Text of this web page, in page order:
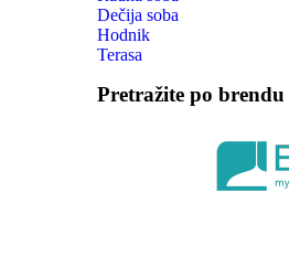
Dečija soba
Hodnik
Terasa
Pretražite po brendu